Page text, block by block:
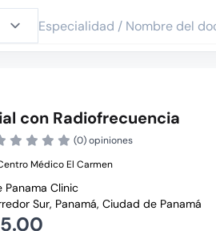
con Radiofrecuencia
(0) opiniones
Médico El Carmen
Panama Clinic
Sur, Panamá, Ciudad de Panamá